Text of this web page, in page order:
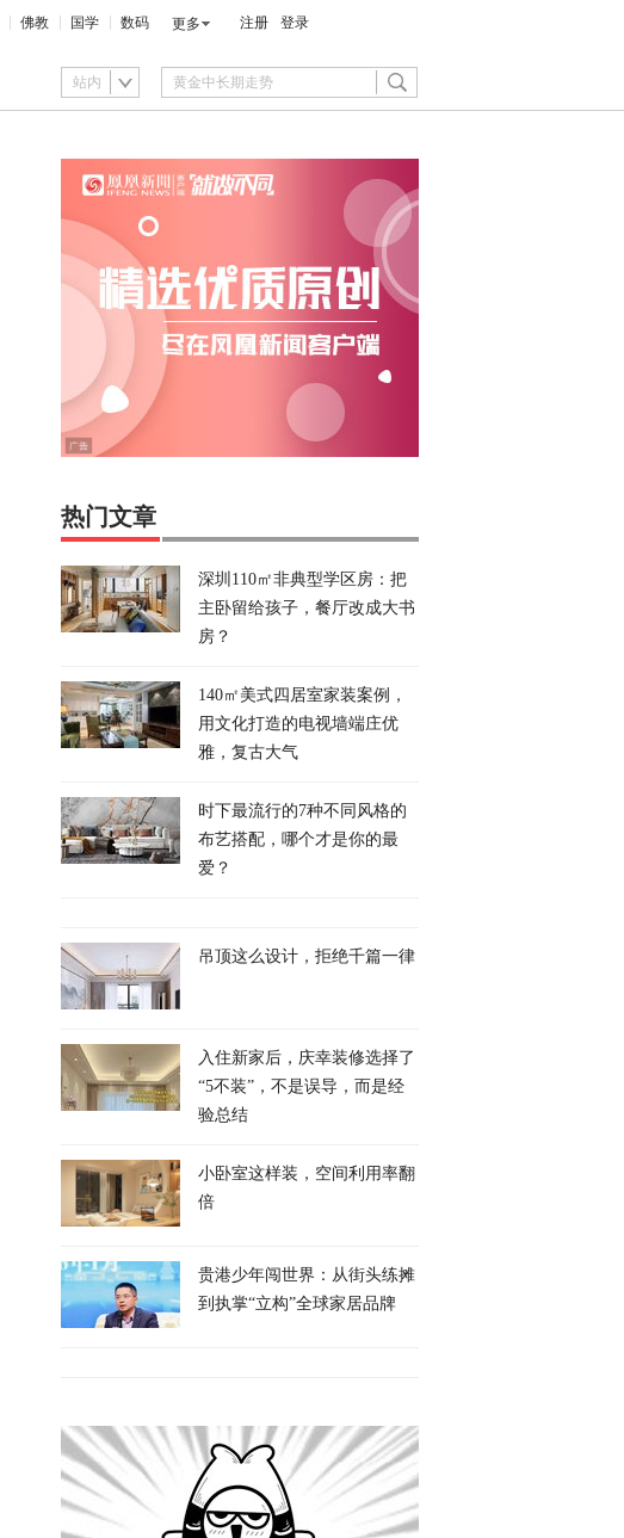
佛教 国学 数码 更多 注册 登录
站内
热门文章
深圳110㎡非典型学区房：把
主卧留给孩子，餐厅改成大书
房？
140㎡美式四居室家装案例，
用文化打造的电视墙端庄优
雅，复古大气
时下最流行的7种不同风格的
布艺搭配，哪个才是你的最
爱？
吊顶这么设计，拒绝千篇一律
入住新家后，庆幸装修选择了
“5不装”，不是误导，而是经
验总结
小卧室这样装，空间利用率翻
倍
贵港少年闯世界：从街头练摊
到执掌“立构”全球家居品牌